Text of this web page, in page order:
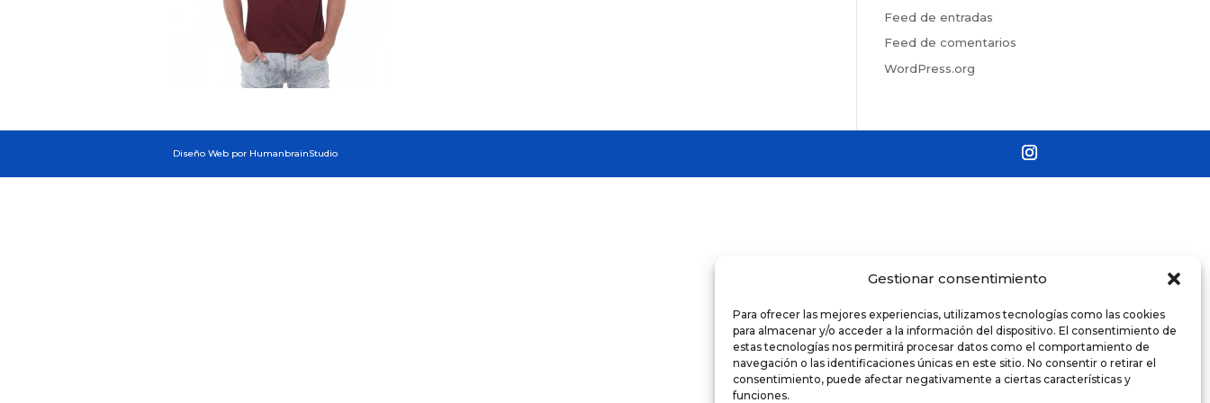
Gestionar consentimiento
Para ofrecer las mejores experiencias, utilizamos tecnologías como las cookies
para almacenar y/o acceder a la información del dispositivo. El consentimiento de
estas tecnologías nos permitirá procesar datos como el comportamiento de
navegación o las identificaciones únicas en este sitio. No consentir o retirar el
consentimiento, puede afectar negativamente a ciertas características y
funciones.
Feed de entradas
Feed de comentarios
WordPress.org
Diseño Web por HumanbrainStudio